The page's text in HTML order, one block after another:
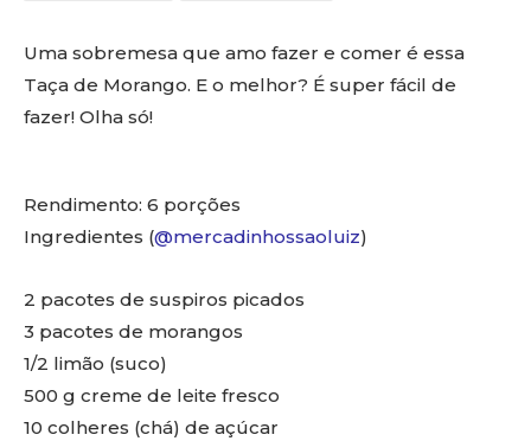
Uma sobremesa que amo fazer e comer é essa
Taça de Morango. E o melhor? É super fácil de
fazer! Olha só!
Rendimento: 6 porções
Ingredientes (@mercadinhossaoluiz)
2 pacotes de suspiros picados
3 pacotes de morangos
1/2 limão (suco)
500 g creme de leite fresco
10 colheres (chá) de açúcar